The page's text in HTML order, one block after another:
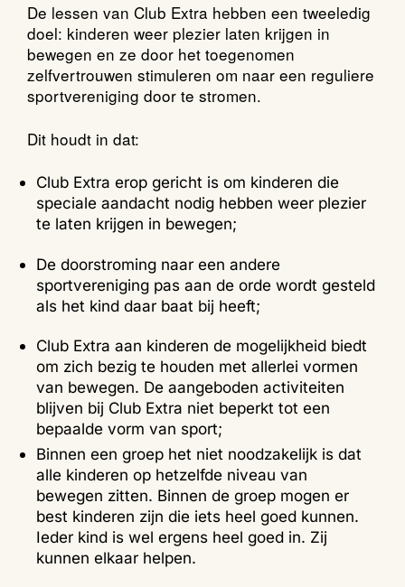
De lessen van Club Extra hebben een tweeledig
doel: kinderen weer plezier laten krijgen in
bewegen en ze door het toegenomen
zelfvertrouwen stimuleren om naar een reguliere
sportvereniging door te stromen.
Dit houdt in dat:
Club Extra erop gericht is om kinderen die
speciale aandacht nodig hebben weer plezier
te laten krijgen in bewegen;
De doorstroming naar een andere
sportvereniging pas aan de orde wordt gesteld
als het kind daar baat bij heeft;
Club Extra aan kinderen de mogelijkheid biedt
om zich bezig te houden met allerlei vormen
van bewegen. De aangeboden activiteiten
blijven bij Club Extra niet beperkt tot een
bepaalde vorm van sport;
Binnen een groep het niet noodzakelijk is dat
alle kinderen op hetzelfde niveau van
bewegen zitten. Binnen de groep mogen er
best kinderen zijn die iets heel goed kunnen.
Ieder kind is wel ergens heel goed in. Zij
kunnen elkaar helpen.